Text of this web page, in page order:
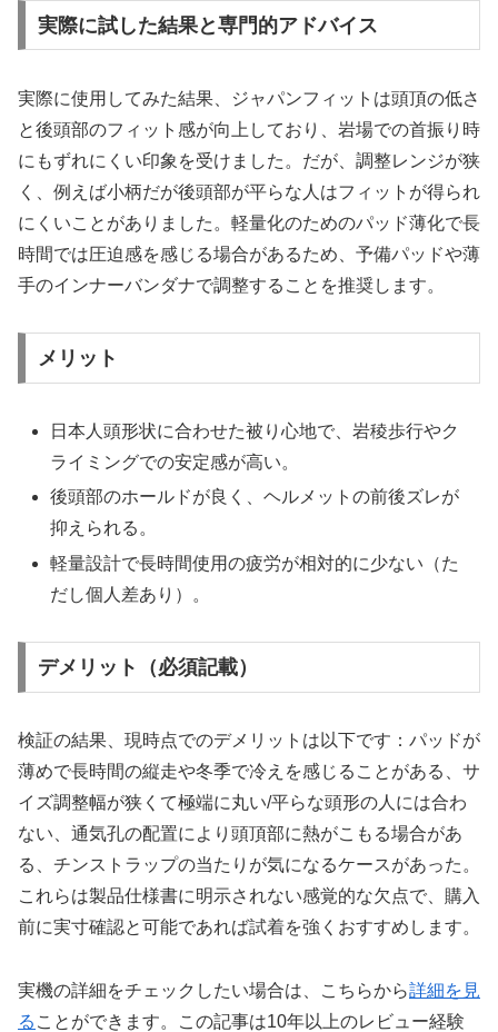
実際に試した結果と専門的アドバイス
実際に使用してみた結果、ジャパンフィットは頭頂の低さ
と後頭部のフィット感が向上しており、岩場での首振り時
にもずれにくい印象を受けました。だが、調整レンジが狭
く、例えば小柄だが後頭部が平らな人はフィットが得られ
にくいことがありました。軽量化のためのパッド薄化で長
時間では圧迫感を感じる場合があるため、予備パッドや薄
手のインナーバンダナで調整することを推奨します。
メリット
日本人頭形状に合わせた被り心地で、岩稜歩行やク
ライミングでの安定感が高い。
後頭部のホールドが良く、ヘルメットの前後ズレが
抑えられる。
軽量設計で長時間使用の疲労が相対的に少ない（た
だし個人差あり）。
デメリット（必須記載）
検証の結果、現時点でのデメリットは以下です：パッドが
薄めで長時間の縦走や冬季で冷えを感じることがある、サ
イズ調整幅が狭くて極端に丸い/平らな頭形の人には合わ
ない、通気孔の配置により頭頂部に熱がこもる場合があ
る、チンストラップの当たりが気になるケースがあった。
これらは製品仕様書に明示されない感覚的な欠点で、購入
前に実寸確認と可能であれば試着を強くおすすめします。
実機の詳細をチェックしたい場合は、こちらから詳細を見
る ことができます。この記事は10年以上のレビュー経験